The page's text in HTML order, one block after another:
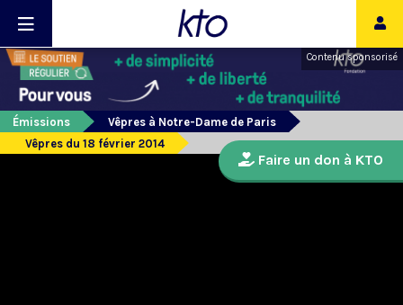
Contenu sponsorisé
Émissions
Vêpres à Notre-Dame de Paris
Vêpres du 18 février 2014
Faire un don à KTO